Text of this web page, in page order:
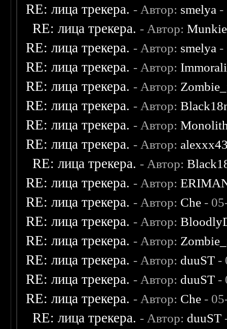
RE: лица трекера. - Автор: smelya -
RE: лица трекера. - Автор:Munkie
RE: лица трекера. - Автор: smelya -
RE: лица трекера. - Автор:
RE: лица трекера. - Автор:
RE: лица трекера. - Автор:
RE: лица трекера. - Автор:
RE: лица трекера. - Автор:
RE: лица трекера. - Автор:
RE: лица трекера. - Автор:
RE: лица трекера. - Автор: Che -
RE: лица трекера. - Автор:
RE: лица трекера. - Автор:
RE: лица трекера. - Автор: duuST -
RE: лица трекера. - Автор: duuST -
RE: лица трекера. - Автор: Che -
RE: лица трекера. - Автор: duuST